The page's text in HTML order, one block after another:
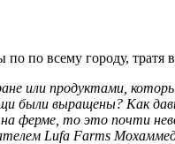
по всему городу,
или продуктами,
были выращены? Как
ферме, то это почти
Lufa Farms